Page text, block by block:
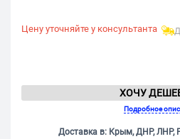
Цену уточняйте у консультанта
ХОЧУ
Подробное
Доставка в: Крым, ДНР, ЛНР,